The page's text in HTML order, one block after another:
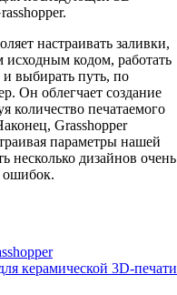
настраивать заливки,
исходным кодом, работать
и выбирать путь, по
Он облегчает создание
количество печатаемого
Grasshopper
параметры нашей
несколько дизайнов очень
ошибок.
керамической 3D-печати